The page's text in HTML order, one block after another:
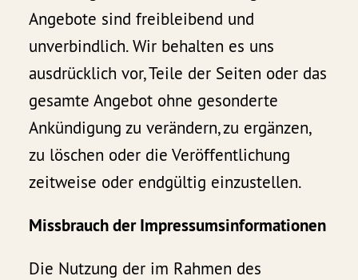
Angebote sind freibleibend und
unverbindlich. Wir behalten es uns
ausdrücklich vor, Teile der Seiten oder das
gesamte Angebot ohne gesonderte
Ankündigung zu verändern, zu ergänzen,
zu löschen oder die Veröffentlichung
zeitweise oder endgültig einzustellen.
Missbrauch der Impressumsinformationen
Die Nutzung der im Rahmen des